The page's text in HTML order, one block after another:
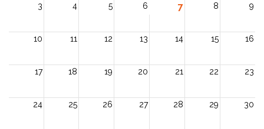
3 4 5 6 7 8 9
10 11 12 13 14 15 16
17 18 19 20 21 22 23
24 25 26 27 28 29 30